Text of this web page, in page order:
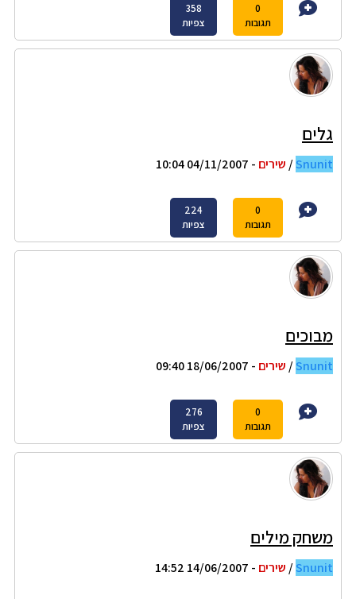
0
תגובות
358
צפיות
גלים
Snunit
/ שירים - 04/11/2007 10:04
0
תגובות
224
צפיות
מבוכים
Snunit
/ שירים - 18/06/2007 09:40
0
תגובות
276
צפיות
משחק מילים
Snunit
/ שירים - 14/06/2007 14:52